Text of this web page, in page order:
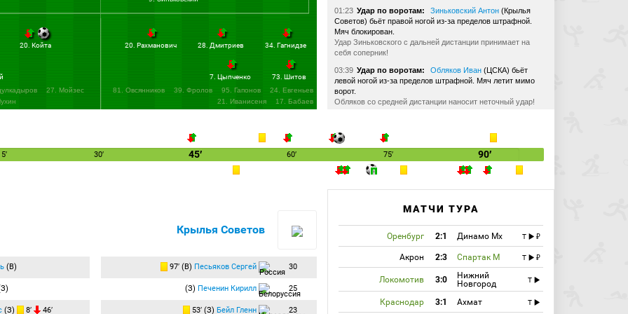
01:23 Удар по воротам: Зиньковский Антон (Крылья
Советов) бьёт правой ногой из-за пределов штрафной.
Мяч блокирован.
Удар Зиньковского с дальней дистанции принимает на
себя соперник!
03:39 Удар по воротам: Обляков Иван (ЦСКА) бьёт
левой ногой из-за пределов штрафной. Мяч летит мимо
ворот.
Обляков со средней дистанции наносит неточный удар!
вратарём.
Заброс Облякова на левый угол вратарской. Мусаев
головой пробил слабо прямо в руки Песьякову!
предупреждение.
обхватив руками. Первая жёлтая есть!
11:24 Удар по воротам: Кисляк Матвей(ЦСКА) бьёт
правой ногой из-за пределов штрафной в створ ворот. Мяч
пойман вратарём.
Кисляк плотный удар по центру ворот наносит. Песьяков
на месте!
Алеррандро до конца боролся с Песьяковым,
который вышел из ворот и прикрыл мяч корпусом. Фол в
атаке зафиксирован.
20. Койта
27. Мойзес
34. Гагнидзе
28. Дмитриев
20. Рахманович
73. Шитов
7. Цыпченко
81. Овсянников
39. Фролов 95. Гапонов
24. Евгеньев
21. Иванисеня
17. Бабаев
30′ 45′ 60′ 75′ 90′
(В)
(З) 8′ 46′
Крылья Советов
97′ (В) Песьяков Сергей 30
(З) Печенин Кирилл 25
53′ (З) Бейл Гленн 23
МАТЧИ ТУРА
Оренбург 2:1 Динамо Мх T
Акрон 2:3 Спартак М T
Локомотив 3:0
Нижний
Новгород
T
Краснодар 3:1 Ахмат T